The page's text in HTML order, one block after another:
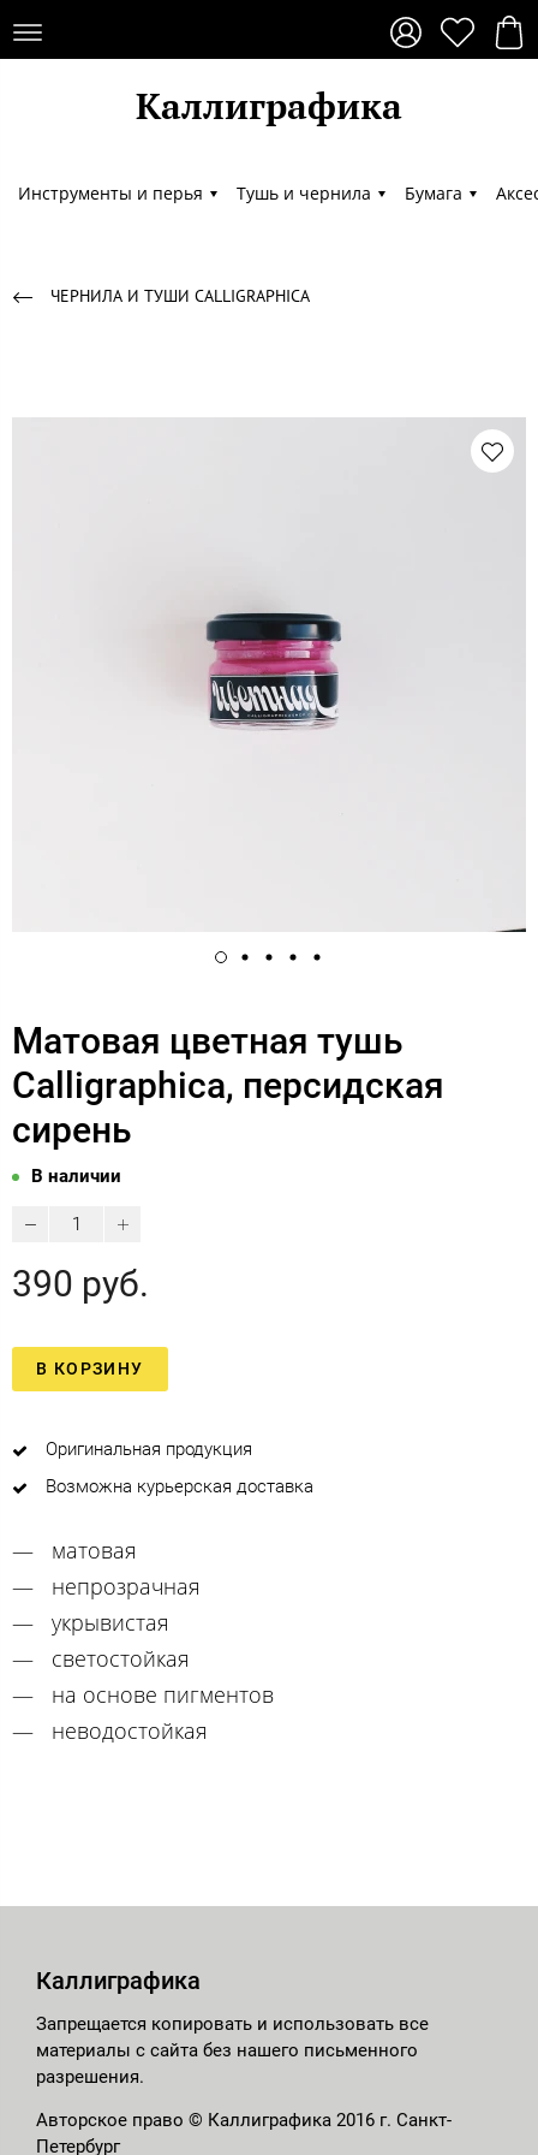
Каллиграфика
Каллиграфика
Инструменты и перья Тушь и чернила Бумага
ЧЕРНИЛА И ТУШИ CALLIGRAPHICA
Матовая цветная тушь
Calligraphica, персидская
сирень
В наличии
390 руб.
В КОРЗИНУ
Оригинальная продукция
Возможна курьерская доставка
матовая
непрозрачная
укрывистая
светостойкая
на основе пигментов
неводостойкая
Каллиграфика
Запрещается копировать и использовать все
материалы с сайта без нашего письменного
разрешения.
Авторское право © Каллиграфика 2016 г. Санкт-
Петербург